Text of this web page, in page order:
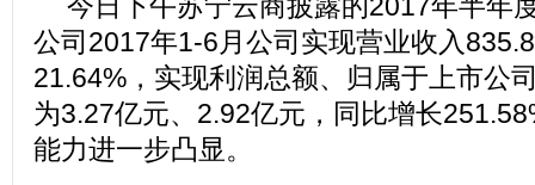
公司2017年1-6月公司实现营业收入
21.64%，实现利润总额、归属于上市公
为3.27亿元、2.92亿元，同比增长
能力进一步凸显。